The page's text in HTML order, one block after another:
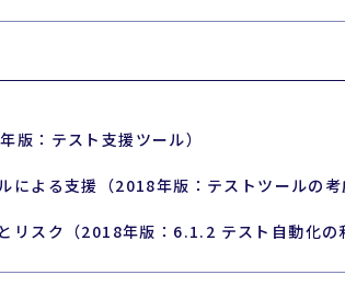
版：テスト支援ツール）
よる支援（2018年版：テストツールの考
リスク（2018年版：6.1.2 テスト自動化の